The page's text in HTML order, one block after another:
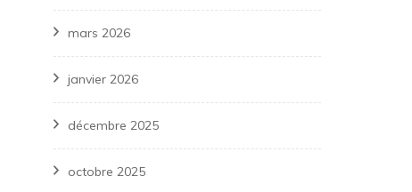
mars 2026
janvier 2026
décembre 2025
octobre 2025